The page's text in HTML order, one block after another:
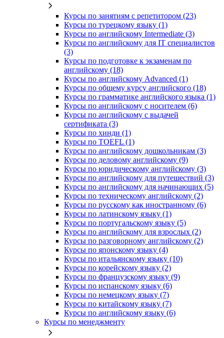
Курсы по занятиям с репетитором (23)
Курсы по турецкому языку (1)
Курсы по английскому Intermediate (3)
Курсы по английскому для IT специалистов
(3)
Курсы по подготовке к экзаменам по
английскому (18)
Курсы по английскому Advanced (1)
Курсы по общему курсу английского (18)
Курсы по грамматике английского языка (1)
Курсы по английскому с носителем (6)
Курсы по английскому с выдачей
сертификата (3)
Курсы по хинди (1)
Курсы по TOEFL (1)
Курсы по английскому дошкольникам (3)
Курсы по деловому английскому (9)
Курсы по юридическому английскому (3)
Курсы по английскому для путешествий (3)
Курсы по английскому для начинающих (5)
Курсы по техническому английскому (2)
Курсы по русскому как иностранному (6)
Курсы по латинскому языку (1)
Курсы по португальскому языку (5)
Курсы по английскому для взрослых (2)
Курсы по разговорному английскому (2)
Курсы по японскому языку (4)
Курсы по итальянскому языку (10)
Курсы по корейскому языку (2)
Курсы по французскому языку (9)
Курсы по испанскому языку (6)
Курсы по немецкому языку (7)
Курсы по китайскому языку (7)
Курсы по английскому языку (6)
Курсы по менеджменту